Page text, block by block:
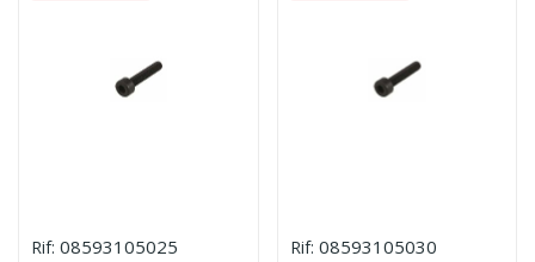
Rif: 08593105025 Rif: 08593105030